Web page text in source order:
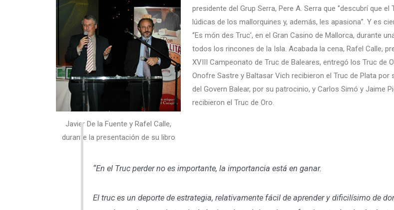
Javier De la Fuente y Rafel Calle,
durante la presentación de su libro
presidente del Grup Serra, Pere A. Serra que ‘’descubrí
lúdicas de los mallorquines y, además, les apasiona’’. Y es
‘’Es món des Truc’, en el Gran Casino de Mallorca, durante
todos los rincones de la Isla. Acabada la cena, Rafel Calle,
XVIII Campeonato de Truc de Baleares, entregó los Truc de
Onofre Sastre y Baltasar Vich recibieron el Truc de Plata por
del Govern Balear, por su patrocinio, y Carlos Simó y Jaime
recibieron el Truc de Oro.
“En el Truc perder no es importante, la importancia está en ganar.
El truc es un deporte de estrategia, relativamente fácil de aprender y dificilísimo de